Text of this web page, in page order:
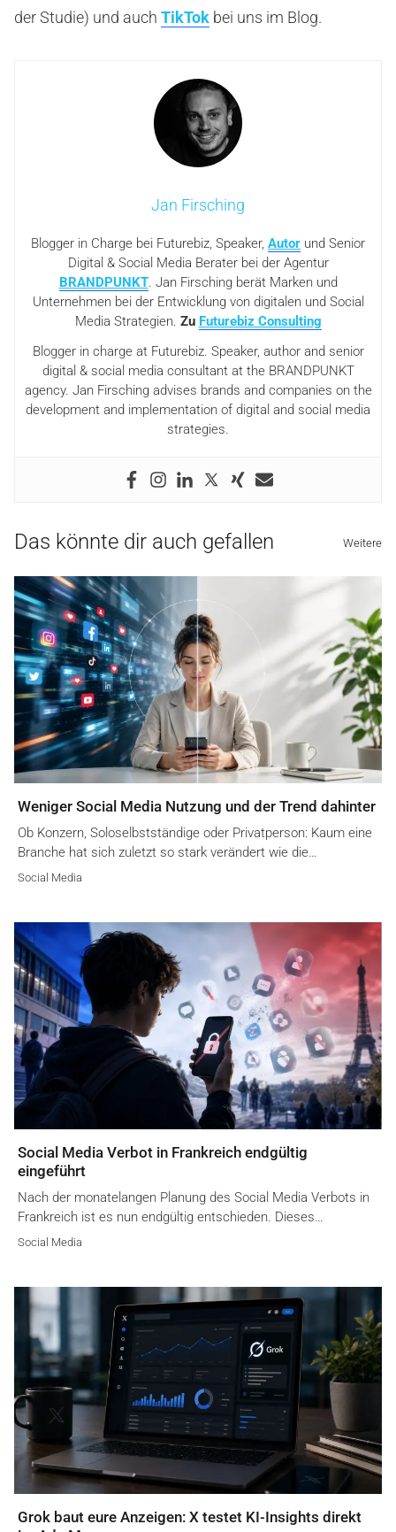
der Studie) und auch TikTok bei uns im Blog.
Jan Firsching
Blogger in Charge bei Futurebiz, Speaker, Autor und Senior
Digital & Social Media Berater bei der Agentur
BRANDPUNKT. Jan Firsching berät Marken und
Unternehmen bei der Entwicklung von digitalen und Social
Media Strategien. Zu Futurebiz Consulting
Blogger in charge at Futurebiz. Speaker, author and senior
digital & social media consultant at the BRANDPUNKT
agency. Jan Firsching advises brands and companies on the
development and implementation of digital and social media
strategies.
Das könnte dir auch gefallen Weitere
Weniger Social Media Nutzung und der Trend dahinter
Ob Konzern, Soloselbstständige oder Privatperson: Kaum eine
Branche hat sich zuletzt so stark verändert wie die…
Social Media
Social Media Verbot in Frankreich endgültig
eingeführt
Nach der monatelangen Planung des Social Media Verbots in
Frankreich ist es nun endgültig entschieden. Dieses…
Social Media
Grok baut eure Anzeigen: X testet KI-Insights direkt